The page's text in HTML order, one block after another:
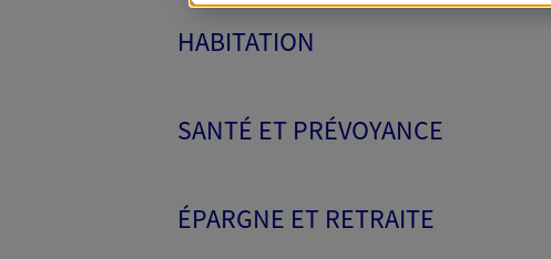
HABITATION
SANTÉ ET PRÉVOYANCE
ÉPARGNE ET RETRAITE